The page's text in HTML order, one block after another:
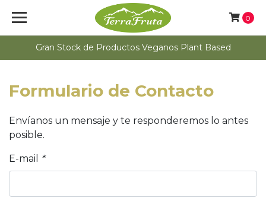
Gran Stock de Productos Veganos Plant Based
0
Formulario de Contacto
Envíanos un mensaje y te responderemos lo antes
posible.
E-mail *